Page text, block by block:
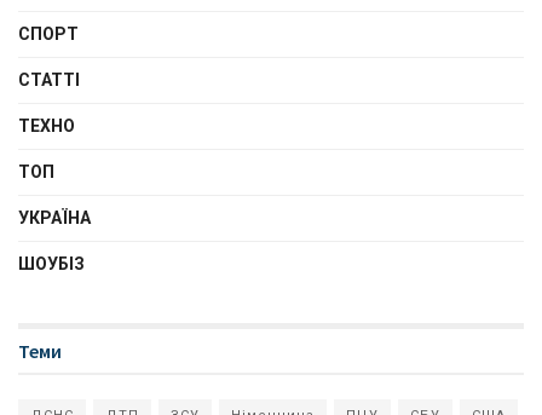
СПОРТ
СТАТТІ
ТЕХНО
ТОП
УКРАЇНА
ШОУБІЗ
Теми